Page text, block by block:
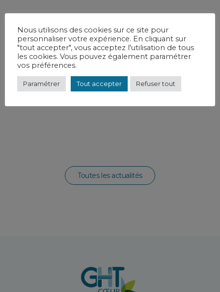
Toutes les actualités
Nous utilisons des cookies sur ce site pour
personnaliser votre expérience. En cliquant sur
"tout accepter", vous acceptez l'utilisation de tous
les cookies. Vous pouvez également paramétrer
vos préférences.
Paramétrer Tout accepter Refuser tout